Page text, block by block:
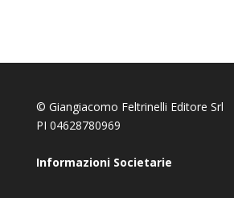
© Giangiacomo Feltrinelli Editore Srl
PI 04628780969
Informazioni Societarie